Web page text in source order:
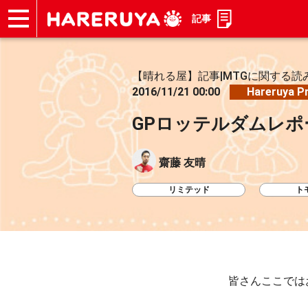
ショップ
デッキ検索
デッキ構築
選手一覧
店舗一覧
イベント
お問い合わせ
記事
【晴れる屋】記事|MTGに関する読
2016/11/21 00:00
Hareruya
GPロッテルダムレ
齋藤 友晴
リミテッド ト
皆さんここで